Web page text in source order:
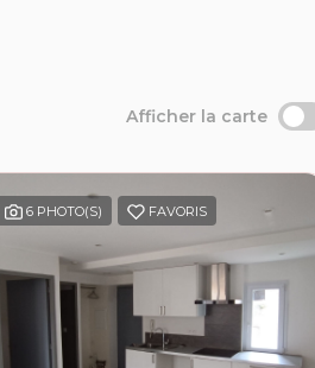
Afficher la carte
6 PHOTO(S) FAVORIS